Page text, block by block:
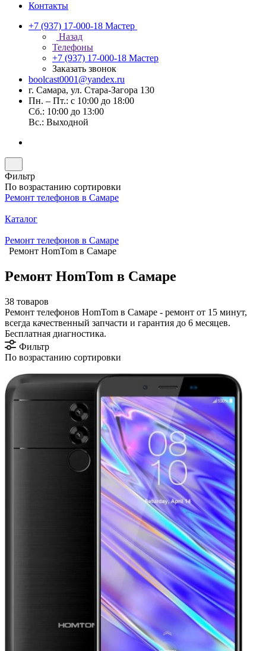
Контакты
+7 (937) 17-000-18 Мастер
Назад
Телефоны
+7 (937) 17-000-18 Мастер
Заказать звонок
boolcast0001@yandex.ru
г. Самара, ул. Стара-Загора 130
Пн. – Пт.: с 10:00 до 18:00
Сб.: 10:00 до 13:00
Вс.: Выходной
Фильтр
По возрастанию сортировки
Ремонт телефонов в Самаре
Каталог
Ремонт телефонов в Самаре
Ремонт HomTom в Самаре
Ремонт HomTom в Самаре
38 товаров
Ремонт телефонов HomTom в Самаре - ремонт от 15 минут,
всегда качественный запчасти и гарантия до 6 месяцев.
Бесплатная диагностика.
Фильтр
По возрастанию сортировки